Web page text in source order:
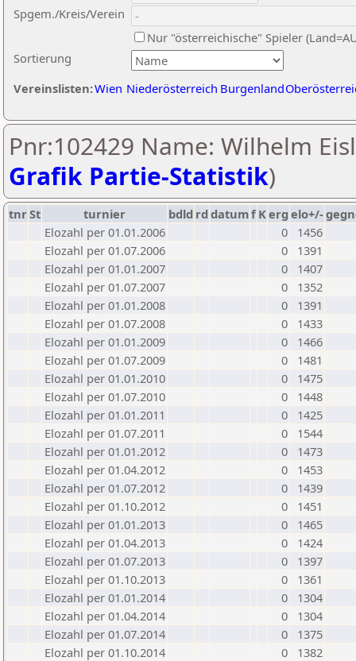
Sortierung
Spgem./Kreis/Verein
Nur "österreichische" Spieler
Vereinslisten:Wien Niederösterreich Burgenland
Pnr:102429 Name: Wilhelm
Grafik Partie-Statistik)
tnrSt turnier bdld rd datumf Kerg elo+/-
Elozahl per 01.01.2006
0
1456
Elozahl per 01.07.2006
0
1391
Elozahl per 01.01.2007
0
1407
Elozahl per 01.07.2007
0
1352
Elozahl per 01.01.2008
0
1391
Elozahl per 01.07.2008
0
1433
Elozahl per 01.01.2009
0
1466
Elozahl per 01.07.2009
0
1481
Elozahl per 01.01.2010
0
1475
Elozahl per 01.07.2010
0
1448
Elozahl per 01.01.2011
0
1425
Elozahl per 01.07.2011
0
1544
Elozahl per 01.01.2012
0
1473
Elozahl per 01.04.2012
0
1453
Elozahl per 01.07.2012
0
1439
Elozahl per 01.10.2012
0
1451
Elozahl per 01.01.2013
0
1465
Elozahl per 01.04.2013
0
1424
Elozahl per 01.07.2013
0
1397
Elozahl per 01.10.2013
0
1361
Elozahl per 01.01.2014
0
1304
Elozahl per 01.04.2014
0
1304
Elozahl per 01.07.2014
0
1375
Elozahl per 01.10.2014
0
1382